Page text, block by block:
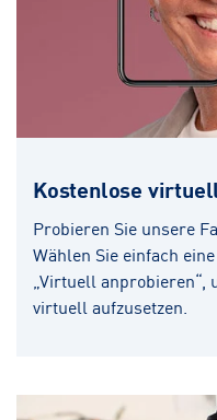
Kostenlose
Probieren Sie unsere
Wählen Sie einfach
„Virtuell
virtuell aufzusetzen.